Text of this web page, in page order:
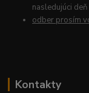
nasledujúci deň
odber prosím
Kontakty